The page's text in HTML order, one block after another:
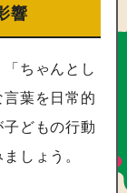
響
「ちゃんとし
葉を日常的
どもの行動
しょう。